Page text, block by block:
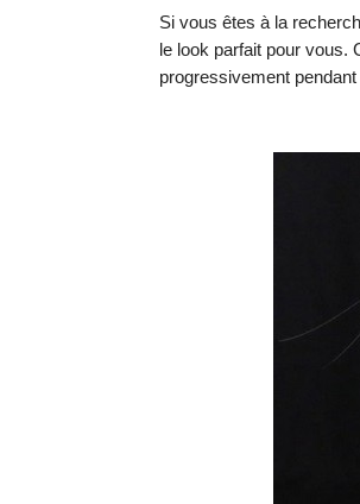
Si vous êtes à la
le look parfait pour vous.
progressivement